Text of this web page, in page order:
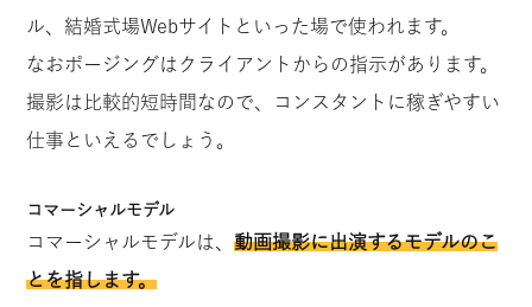
ル、結婚式場Webサイトといった場で使われます。
なおポージングはクライアントからの指示があります。
撮影は比較的短時間なので、コンスタントに稼ぎやすい
仕事といえるでしょう。
コマーシャルモデル
コマーシャルモデルは、動画撮影に出演するモデルのこ
とを指します。